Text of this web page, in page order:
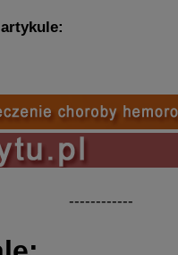
------------